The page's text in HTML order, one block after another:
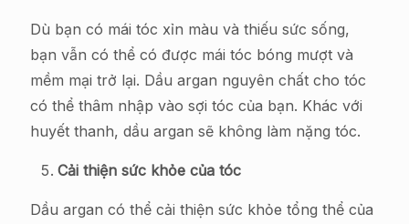
Dù bạn có mái tóc xỉn màu và thiếu sức sống,
bạn vẫn có thể có được mái tóc bóng mượt và
mềm mại trở lại. Dầu argan nguyên chất cho tóc
có thể thâm nhập vào sợi tóc của bạn. Khác với
huyết thanh, dầu argan sẽ không làm nặng tóc.
Cải thiện sức khỏe của tóc
Dầu argan có thể cải thiện sức khỏe tổng thể của